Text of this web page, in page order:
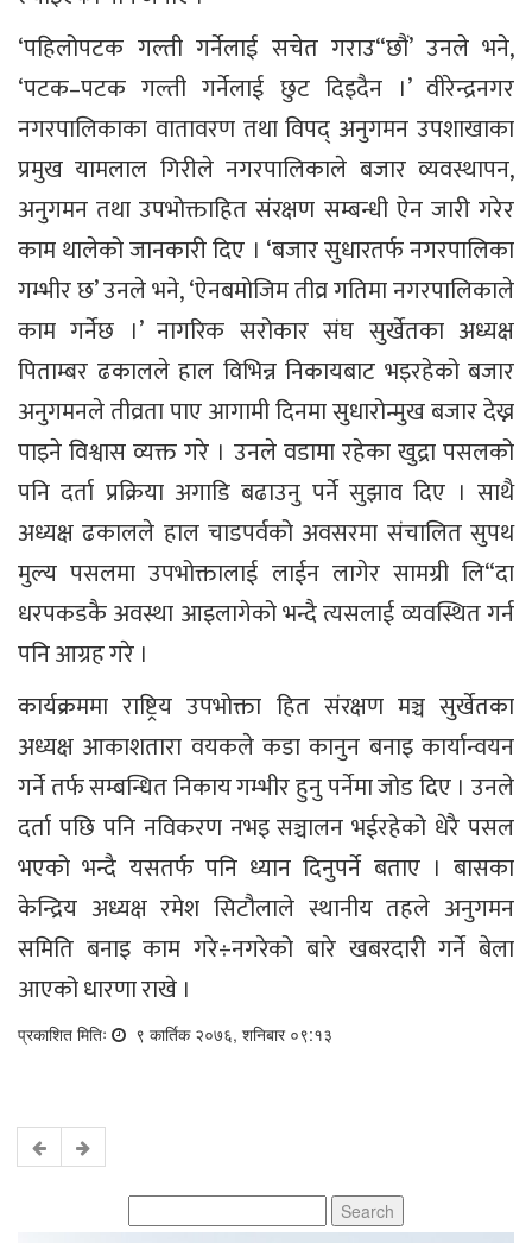
‘पहिलोपटक गल्ती गर्नेलाई सचेत गराउ“छौं’ उनले भने,
‘पटक–पटक गल्ती गर्नेलाई छुट दिइदैन ।’ वीरेन्द्रनगर
नगरपालिकाका वातावरण तथा विपद् अनुगमन उपशाखाका
प्रमुख यामलाल गिरीले नगरपालिकाले बजार व्यवस्थापन,
अनुगमन तथा उपभोक्ताहित संरक्षण सम्बन्धी ऐन जारी गरेर
काम थालेको जानकारी दिए । ‘बजार सुधारतर्फ नगरपालिका
गम्भीर छ’ उनले भने, ‘ऐनबमोजिम तीव्र गतिमा नगरपालिकाले
काम गर्नेछ ।’ नागरिक सरोकार संघ सुर्खेतका अध्यक्ष
पिताम्बर ढकालले हाल विभिन्न निकायबाट भइरहेको बजार
अनुगमनले तीव्रता पाए आगामी दिनमा सुधारोन्मुख बजार देख्न
पाइने विश्वास व्यक्त गरे । उनले वडामा रहेका खुद्रा पसलको
पनि दर्ता प्रक्रिया अगाडि बढाउनु पर्ने सुझाव दिए । साथै
अध्यक्ष ढकालले हाल चाडपर्वको अवसरमा संचालित सुपथ
मुल्य पसलमा उपभोक्तालाई लाईन लागेर सामग्री लि“दा
धरपकडकै अवस्था आइलागेको भन्दै त्यसलाई व्यवस्थित गर्न
पनि आग्रह गरे ।
कार्यक्रममा राष्ट्रिय उपभोक्ता हित संरक्षण मञ्च सुर्खेतका
अध्यक्ष आकाशतारा वयकले कडा कानुन बनाइ कार्यान्वयन
गर्ने तर्फ सम्बन्धित निकाय गम्भीर हुनु पर्नेमा जोड दिए । उनले
दर्ता पछि पनि नविकरण नभइ सञ्चालन भईरहेको धेरै पसल
भएको भन्दै यसतर्फ पनि ध्यान दिनुपर्ने बताए । बासका
केन्द्रिय अध्यक्ष रमेश सिटौलाले स्थानीय तहले अनुगमन
समिति बनाइ काम गरे÷नगरेको बारे खबरदारी गर्ने बेला
आएको धारणा राखे ।
प्रकाशित मितिः ९ कार्तिक २०७६, शनिबार ०९:१३
for: